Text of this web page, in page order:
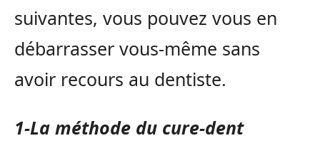
suivantes, vous pouvez vous en
débarrasser vous-même sans
avoir recours au dentiste.
1-La méthode du cure-dent